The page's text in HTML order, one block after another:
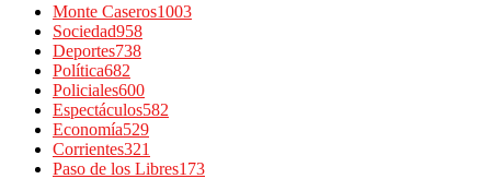
Monte Caseros1003
Sociedad958
Deportes738
Política682
Policiales600
Espectáculos582
Economía529
Corrientes321
Paso de los Libres173